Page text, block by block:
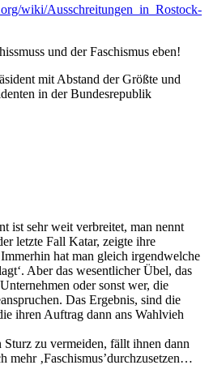
wiki/Ausschreitungen_in_Rostock-
und der Faschismus eben!
mit Abstand der Größte und
in der Bundesrepublik
ist sehr weit verbreitet, man nennt
letzte Fall Katar, zeigte ihre
hat man gleich irgendwelche
Aber das wesentlicher Übel, das
oder sonst wer, die
Das Ergebnis, sind die
ihren Auftrag dann ans Wahlvieh
Sturz zu vermeiden, fällt ihnen dann
mehr ‚Faschismus’durchzusetzen…